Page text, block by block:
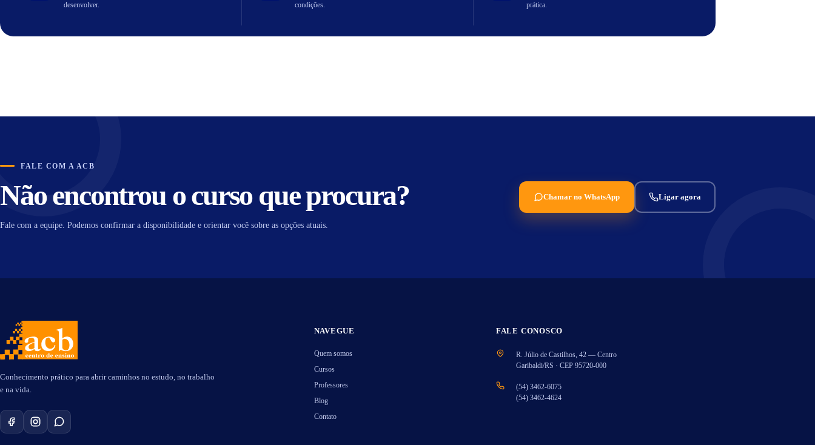
desenvolver.
condições.
prática.
FALE COM A ACB
Não encontrou o curso que procura?
Fale com a equipe. Podemos confirmar a disponibilidade e orientar você sobre as opções atuais.
Chamar no WhatsApp Ligar agora
Conhecimento prático para abrir caminhos no estudo, no trabalho
e na vida.
NAVEGUE
Quem somos
Cursos
Professores
Blog
Contato
FALE CONOSCO
R. Júlio de Castilhos, 42 — Centro
Garibaldi/RS · CEP 95720-000
(54) 3462-6075
(54) 3462-4624